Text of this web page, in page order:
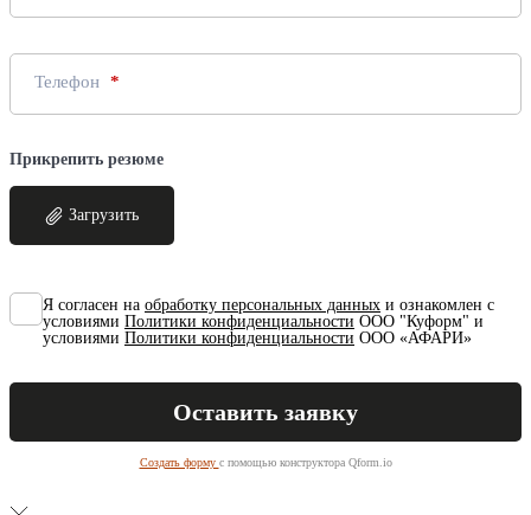
Телефон
Прикрепить резюме
Загрузить
Я согласен на обработку персональных данных и ознакомлен с
условиями Политики конфиденциальности ООО "Куформ" и
условиями Политики конфиденциальности ООО «АФАРИ»
Создать форму с помощью конструктора Qform.io